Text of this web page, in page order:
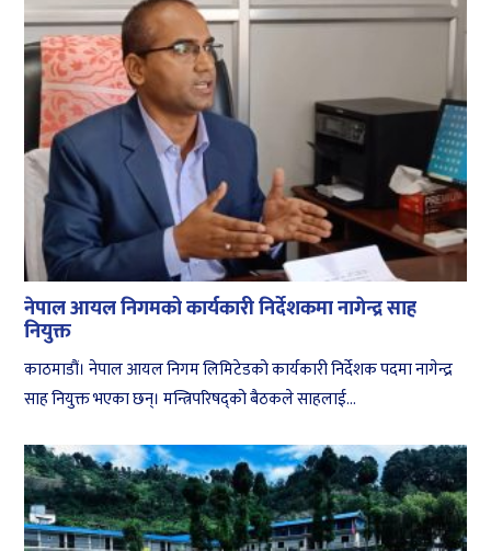
नेपाल आयल निगमको कार्यकारी निर्देशकमा नागेन्द्र साह
नियुक्त
काठमाडौं। नेपाल आयल निगम लिमिटेडको कार्यकारी निर्देशक पदमा नागेन्द्र
साह नियुक्त भएका छन्। मन्त्रिपरिषद्को बैठकले साहलाई...